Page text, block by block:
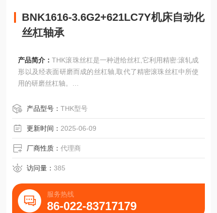
BNK1616-3.6G2+621LC7Y机床自动化
丝杠轴承
产品简介：THK滚珠丝杠是一种进给丝杠,它利用精密:滚轧成
形以及经表面研磨而成的丝杠轴,取代了精密滚珠丝杠中所使
用的研磨丝杠轴。
产品型号：THK型号
更新时间： 2025-06-09
厂商性质：代理商
访问量：385
服务热线
86-022-83717179